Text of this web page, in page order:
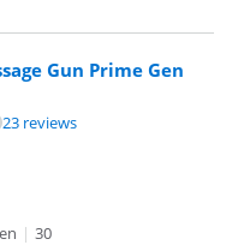
Gun Prime Gen
23 reviews.
23 reviews
| 30